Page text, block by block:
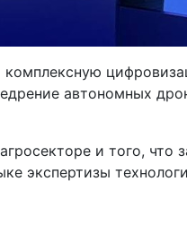
автономных
и того, что
экспертизы